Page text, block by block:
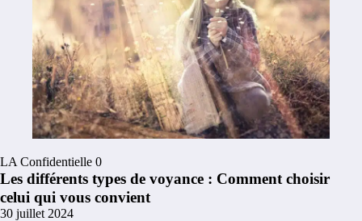
LA Confidentielle 0
Les différents types de voyance : Comment choisir
celui qui vous convient
30 juillet 2024